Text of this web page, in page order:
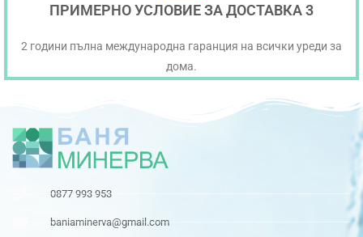
ПРИМЕРНО УСЛОВИЕ ЗА ДОСТАВКА 3
2 години пълна международна гаранция на всички уреди за
дома.
0877 993 953
baniaminerva@gmail.com